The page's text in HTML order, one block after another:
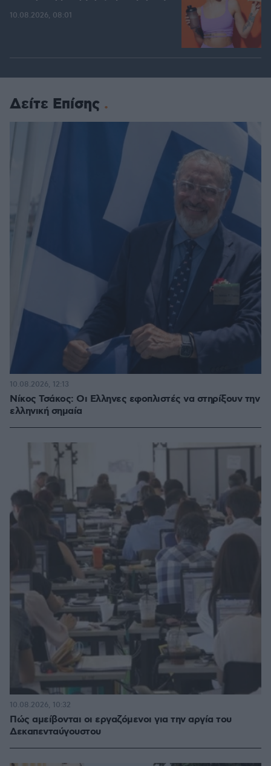
10.08.2026, 08:01
Δείτε Επίσης
Νίκος Τσάκος: Οι Ελληνες εφοπλιστές να στηρίξουν την
ελληνική σημαία
10.08.2026, 12:13
Πώς αμείβονται οι εργαζόμενοι για την αργία του
Δεκαπενταύγουστου
10.08.2026, 10:32